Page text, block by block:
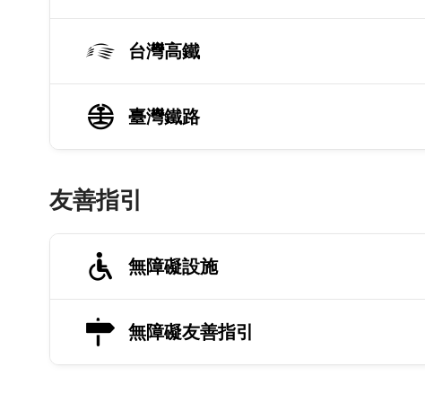
台灣高鐵
臺灣鐵路
友善指引
無障礙設施
無障礙友善指引